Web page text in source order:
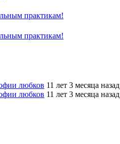
практикам!
практикам!
любков 11 лет 3 месяца назад
любков 11 лет 3 месяца назад